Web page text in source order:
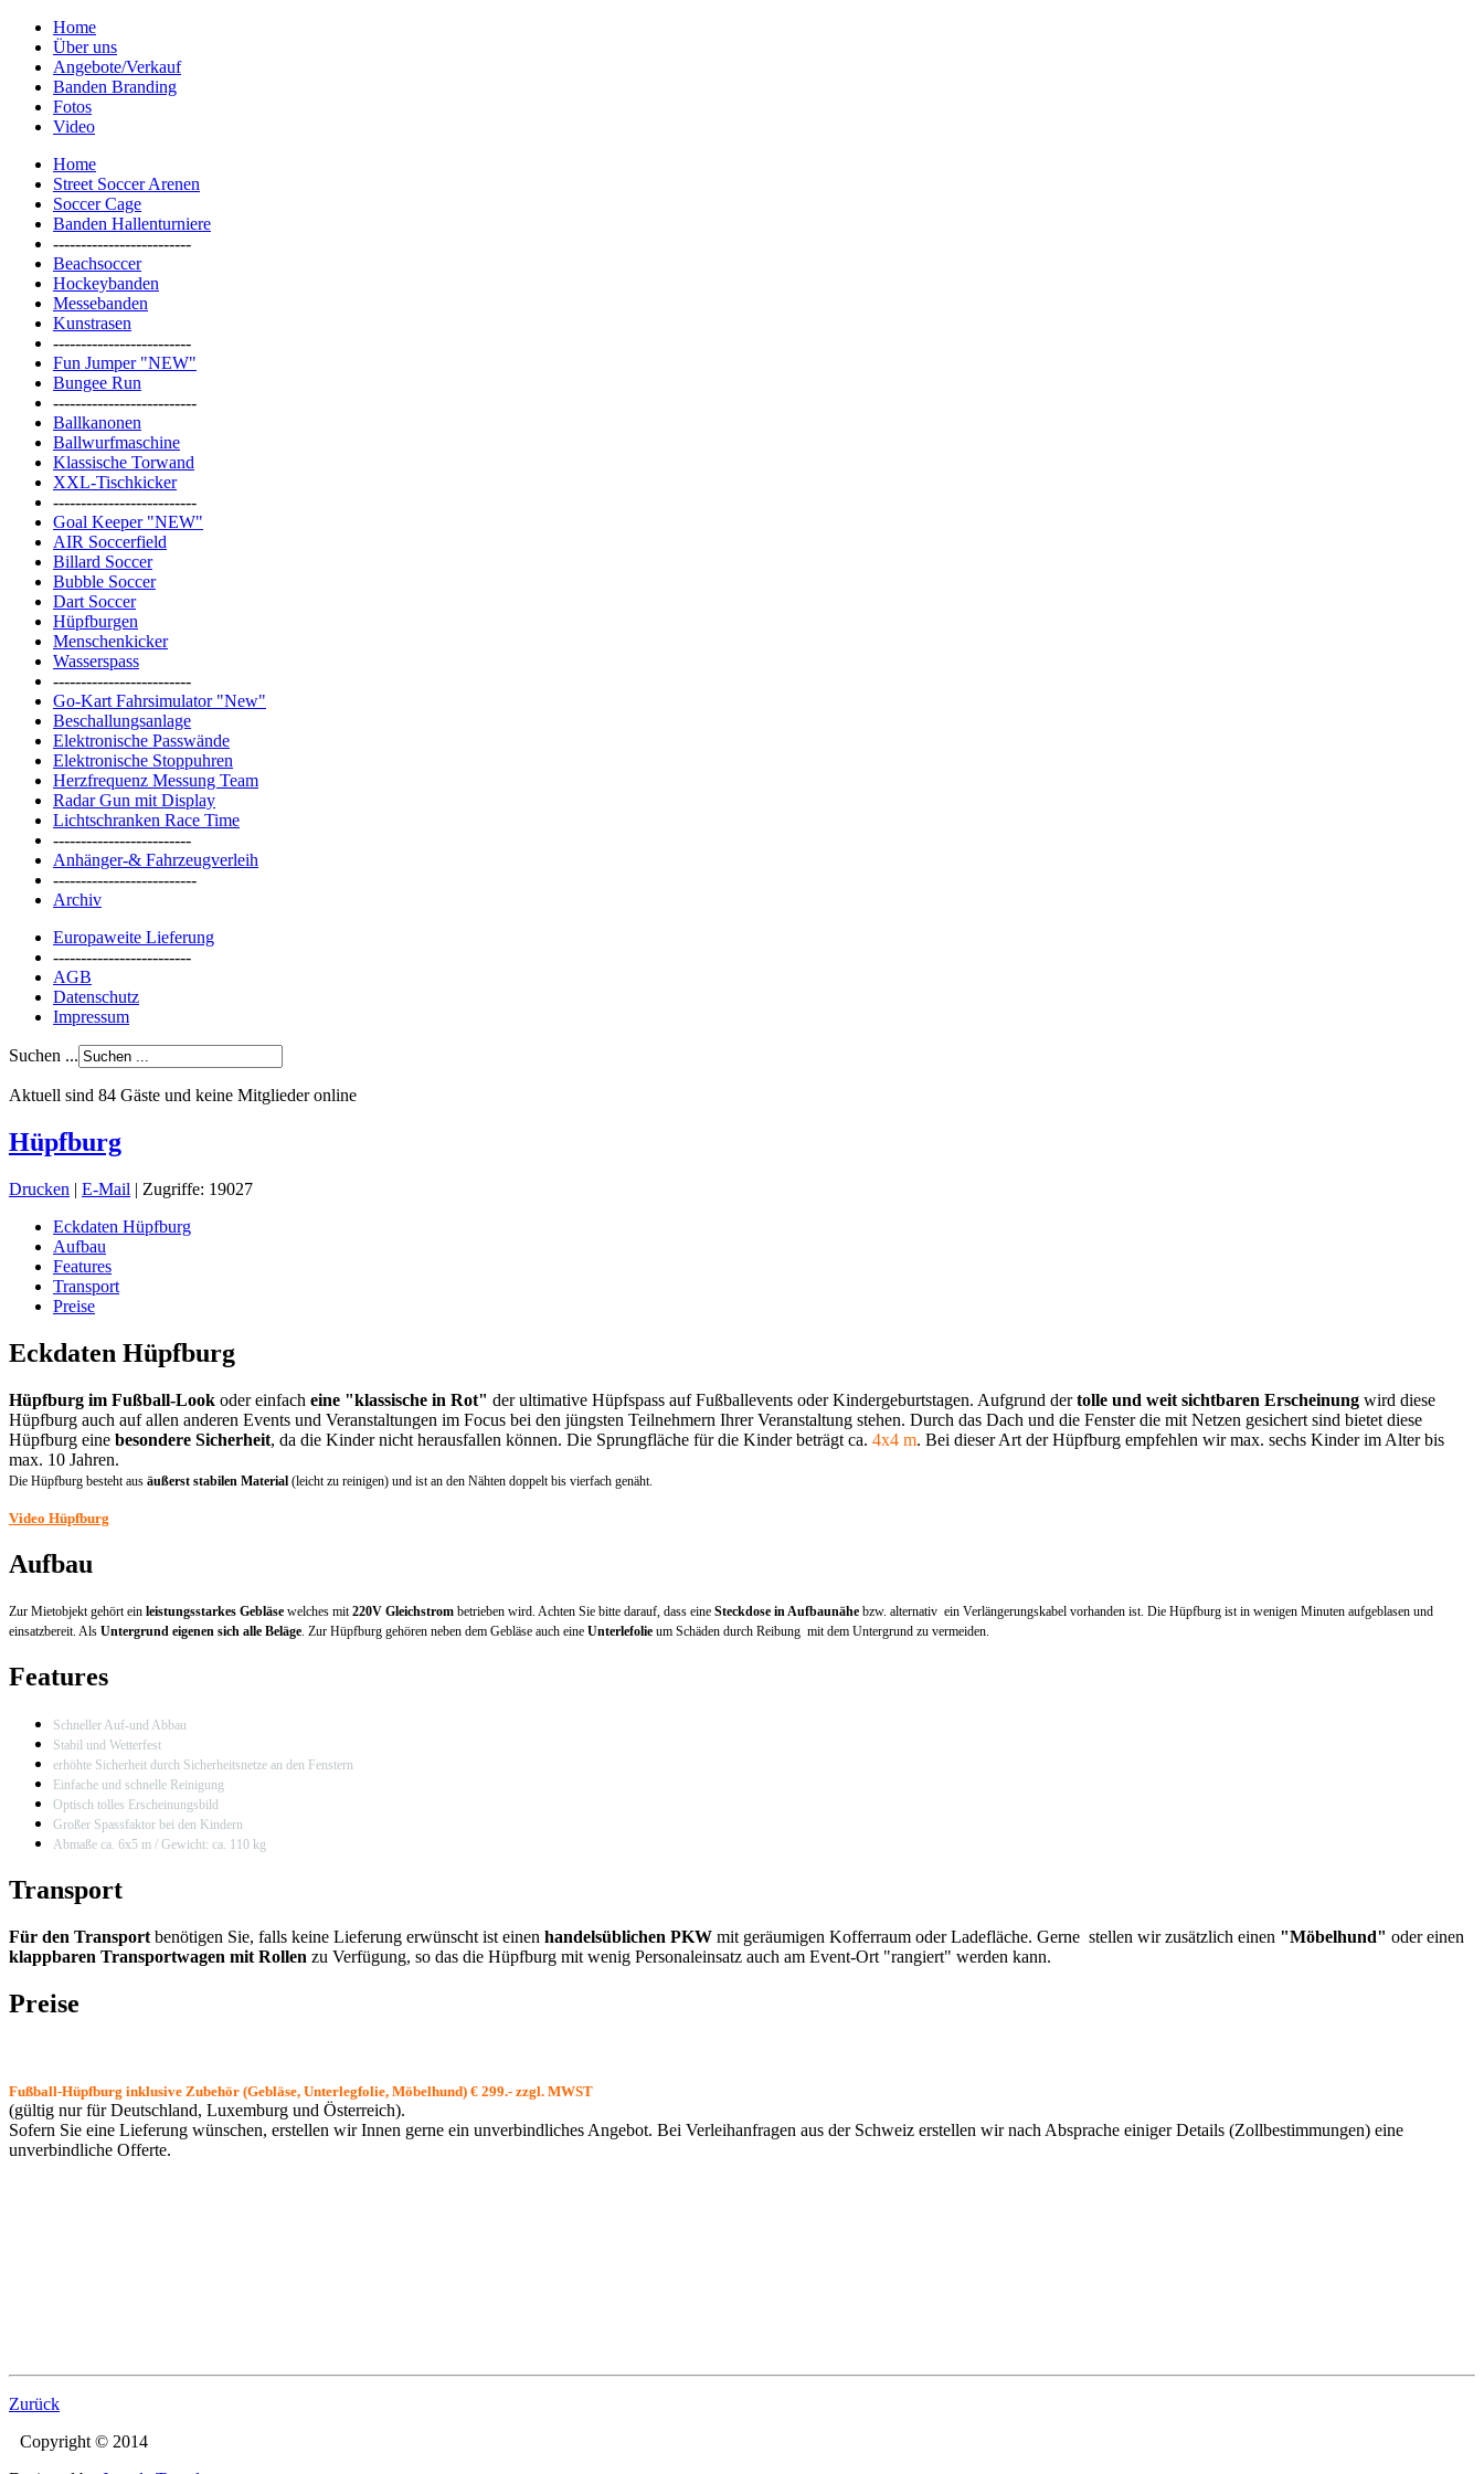
Home
Über uns
Angebote/Verkauf
Banden Branding
Fotos
Video
Home
Street Soccer Arenen
Soccer Cage
Banden Hallenturniere
-------------------------
Beachsoccer
Hockeybanden
Messebanden
Kunstrasen
-------------------------
Fun Jumper "NEW"
Bungee Run
--------------------------
Ballkanonen
Ballwurfmaschine
Klassische Torwand
XXL-Tischkicker
--------------------------
Goal Keeper "NEW"
AIR Soccerfield
Billard Soccer
Bubble Soccer
Dart Soccer
Hüpfburgen
Menschenkicker
Wasserspass
-------------------------
Go-Kart Fahrsimulator "New"
Beschallungsanlage
Elektronische Passwände
Elektronische Stoppuhren
Herzfrequenz Messung Team
Radar Gun mit Display
Lichtschranken Race Time
-------------------------
Anhänger-& Fahrzeugverleih
--------------------------
Archiv
Europaweite Lieferung
-------------------------
AGB
Datenschutz
Impressum
Suchen ...
Aktuell sind 84 Gäste und keine Mitglieder online
Hüpfburg
Drucken | E-Mail | Zugriffe: 19027
Eckdaten Hüpfburg
Aufbau
Features
Transport
Preise
Eckdaten Hüpfburg
Hüpfburg im Fußball-Look oder einfach eine "klassische in Rot" der ultimative Hüpfspass auf Fußballevents oder Kindergeburtstagen. Aufgrund dertolle und weit sichtbaren Erscheinung wird diese
Hüpfburg auch auf allen anderen Events und Veranstaltungen im Focus bei den jüngsten Teilnehmern Ihrer Veranstaltung stehen. Durch das Dach und die Fenster die mit Netzen gesichert sind bietet diese
Hüpfburg eine besondere Sicherheit, da die Kinder nicht herausfallen können. Die Sprungfläche für die Kinder beträgt ca. 4x4 m. Bei dieser Art der Hüpfburg empfehlen wir max. sechs Kinder im Alter bis
max. 10 Jahren.
Die Hüpfburg besteht aus äußerst stabilen Material (leicht zu reinigen) und ist an den Nähten doppelt bis vierfach genäht.
Video Hüpfburg
Aufbau
Zur Mietobjekt gehört ein leistungsstarkes Gebläse welches mit220V Gleichstrom betrieben wird. Achten Sie bitte darauf, dass eine Steckdose in Aufbaunähe bzw. alternativ ein Verlängerungskabel vorhanden ist. Die Hüpfburg ist in wenigen Minuten aufgeblasen und
einsatzbereit. Als Untergrund eigenen sich alle Beläge. Zur Hüpfburg gehören neben dem Gebläse auch eine Unterlefolie um Schäden durch Reibung mit dem Untergrund zu vermeiden.
Features
Schneller Auf-und Abbau
Stabil und Wetterfest
erhöhte Sicherheit durch Sicherheitsnetze an den Fenstern
Einfache und schnelle Reinigung
Optisch tolles Erscheinungsbild
Großer Spassfaktor bei den Kindern
Abmaße ca. 6x5 m / Gewicht: ca. 110 kg
Transport
Für den Transport benötigen Sie, falls keine Lieferung erwünscht ist einen handelsüblichen PKW mit geräumigen Kofferraum oder Ladefläche. Gerne stellen wir zusätzlich einen "Möbelhund" oder einen
klappbaren Transportwagen mit Rollen zu Verfügung, so das die Hüpfburg mit wenig Personaleinsatz auch am Event-Ort "rangiert" werden kann.
Preise
Fußball-Hüpfburg inklusive Zubehör (Gebläse, Unterlegfolie, Möbelhund) € 299.- zzgl. MWST
(gültig nur für Deutschland, Luxemburg und Österreich).
Sofern Sie eine Lieferung wünschen, erstellen wir Innen gerne ein unverbindliches Angebot. Bei Verleihanfragen aus der Schweiz erstellen wir nach Absprache einiger Details (Zollbestimmungen) eine
unverbindliche Offerte.
Zurück
Copyright © 2014